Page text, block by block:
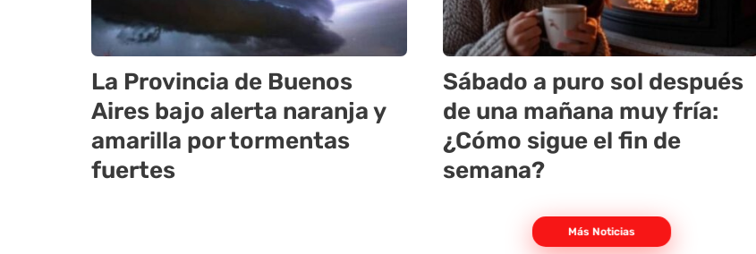
La Provincia de Buenos
Aires bajo alerta naranja y
amarilla por tormentas
fuertes
Sábado a puro sol después
de una mañana muy fría:
¿Cómo sigue el fin de
semana?
Más Noticias